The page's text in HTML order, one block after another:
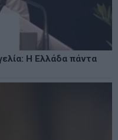
Η Ελλάδα πάντα